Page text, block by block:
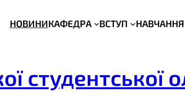
НОВИНИКАФЕДРА ВСТУП НАВЧАННЯ
студентської